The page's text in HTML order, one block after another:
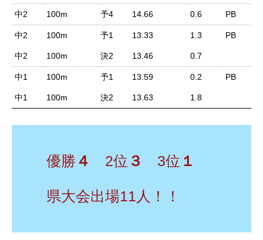
中2 100m 予4 14.66 0.6 PB
中2 100m 予1 13.33 1.3 PB
中2 100m 決2 13.46 0.7
中1 100m 予1 13.59 0.2 PB
中1 100m 決2 13.63 1.8
優勝 ４ 2位 ３ 3位 １
県大会出場11人！！